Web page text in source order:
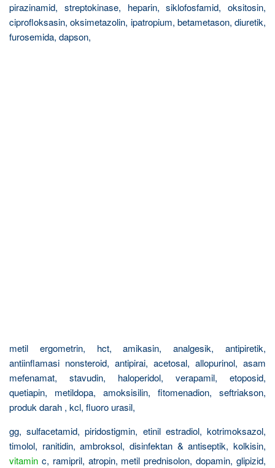
pirazinamid, streptokinase, heparin, siklofosfamid, oksitosin,
ciprofloksasin, oksimetazolin, ipatropium, betametason, diuretik,
furosemida, dapson,
metil ergometrin, hct, amikasin, analgesik, antipiretik,
antiinflamasi nonsteroid, antipirai, acetosal, allopurinol, asam
mefenamat, stavudin, haloperidol, verapamil, etoposid,
quetiapin, metildopa, amoksisilin, fitomenadion, seftriakson,
produk darah , kcl, fluoro urasil,
gg, sulfacetamid, piridostigmin, etinil estradiol, kotrimoksazol,
timolol, ranitidin, ambroksol, disinfektan & antiseptik, kolkisin,
vitamin c, ramipril, atropin, metil prednisolon, dopamin, glipizid,